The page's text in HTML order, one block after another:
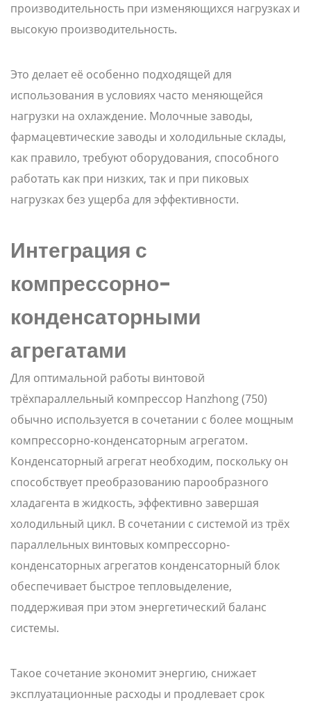
производительность при изменяющихся нагрузках и
высокую производительность.
Это делает её особенно подходящей для
использования в условиях часто меняющейся
нагрузки на охлаждение. Молочные заводы,
фармацевтические заводы и холодильные склады,
как правило, требуют оборудования, способного
работать как при низких, так и при пиковых
нагрузках без ущерба для эффективности.
Интеграция с
компрессорно-
конденсаторными
агрегатами
Для оптимальной работы винтовой
трёхпараллельный компрессор Hanzhong (750)
обычно используется в сочетании с более мощным
компрессорно-конденсаторным агрегатом.
Конденсаторный агрегат необходим, поскольку он
способствует преобразованию парообразного
хладагента в жидкость, эффективно завершая
холодильный цикл. В сочетании с системой из трёх
параллельных винтовых компрессорно-
конденсаторных агрегатов конденсаторный блок
обеспечивает быстрое тепловыделение,
поддерживая при этом энергетический баланс
системы.
Такое сочетание экономит энергию, снижает
эксплуатационные расходы и продлевает срок